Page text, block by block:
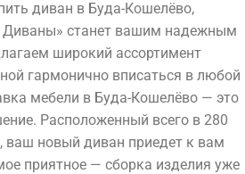
диван в Буда-Кошелёво,
Диваны» станет вашим надежным
широкий ассортимент
гармонично вписаться в любой
мебели в Буда-Кошелёво — это
Расположенный всего в 280
ваш новый диван приедет к вам
приятное — сборка изделия уже